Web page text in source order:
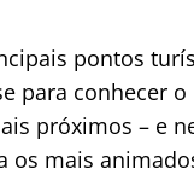
pontos
para conhecer
próximos – e
os mais